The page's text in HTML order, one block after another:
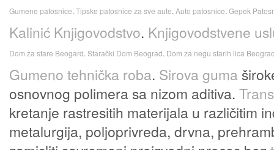
Gumene patosnice. Tipske patosnice za sve aute. Auto patosnice. Gepek
Kalinić Knjigovodstvo. Knjigovodstvene
Dom za stare Beogard. Starački Dom Beograd. Dom za negu starih lica
Gumeno tehnička roba. Sirova guma
osnovnog polimera sa nizom aditiva.
kretanje rastresitih materijala u različitim
metalurgija, poljoprivreda, drvna,